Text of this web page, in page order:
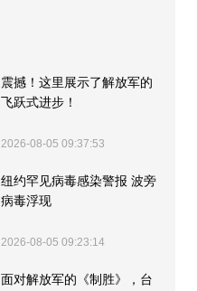
震撼！这里展示了解放军的
飞跃式进步！
2026-08-05 09:37:53
纽约罕见病毒感染警报 波旁
病毒浮现
2026-08-05 09:23:14
面对解放军的《制胜》，台